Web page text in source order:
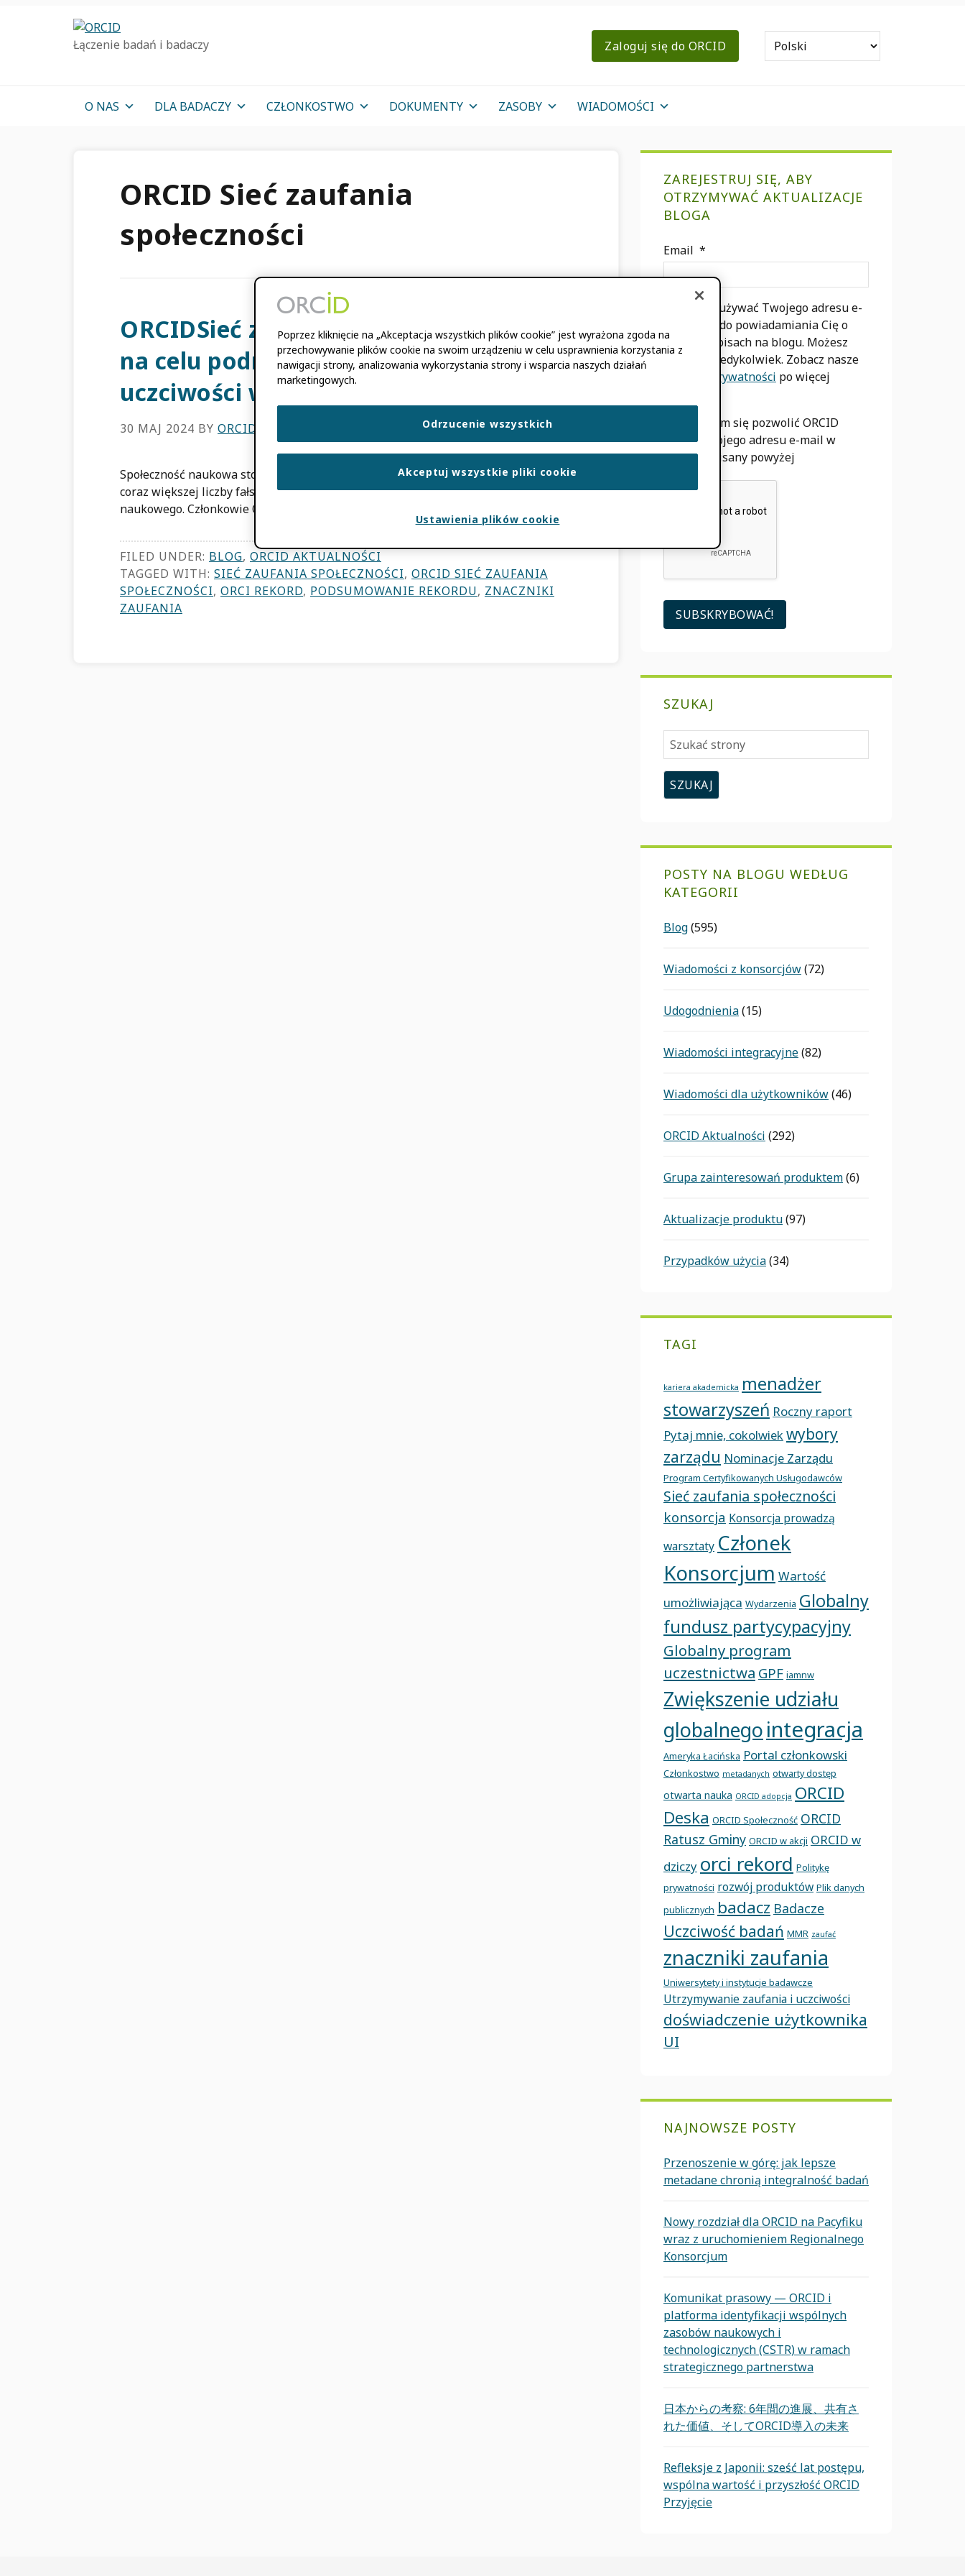
Łączenie badań i badaczy Zaloguj się do ORCID
O NAS DLA BADACZY CZŁONKOSTWO DOKUMENTY ZASOBY WIADOMOŚCI
ORCID Sieć zaufania
społeczności
ORCIDSieć zaufania społeczności ma
na celu podniesienie zaufania i
uczciwości w dorobku naukowym
30 MAJ 2024 BY ORCID
Społeczność naukowa stoi w obliczu grożącego kryzysu w miarę pojawiania się
coraz większej liczby fałszywych badań, co zagraża integralności dorobku
naukowego. Członkowie ORCID Zespół seniorów […]
FILED UNDER: BLOG, ORCID AKTUALNOŚCI
TAGGED WITH: SIEĆ ZAUFANIA SPOŁECZNOŚCI, ORCID SIEĆ ZAUFANIA
SPOŁECZNOŚCI, ORCI REKORD, PODSUMOWANIE REKORDU, ZNACZNIKI
ZAUFANIA
Sidebar
ZAREJESTRUJ SIĘ, ABY
OTRZYMYWAĆ AKTUALIZACJE
BLOGA
Email *
Będziemy używać Twojego adresu e-
mail tylko do powiadamiania Cię o
nowych wpisach na blogu. Możesz
kiedykolwiek. Zobacz nasze
Polityka Prywatności po więcej
Zgadzam się pozwolić ORCID
używać mojego adresu e-mail w
sposób opisany powyżej
SZUKAJ
Szukać
strony
POSTY NA BLOGU WEDŁUG
KATEGORII
Blog(595)
Wiadomości z konsorcjów(72)
Udogodnienia(15)
Wiadomości integracyjne(82)
Wiadomości dla użytkowników(46)
ORCID Aktualności (292)
Grupa zainteresowań produktem(6)
Aktualizacje produktu(97)
Przypadków użycia(34)
TAGI
kariera akademicka menadżer
stowarzyszeń Roczny raport
Pytaj mnie, cokolwiekwybory
zarządu Nominacje Zarządu
Program Certyfikowanych Usługodawców
Sieć zaufania społeczności
konsorcja Konsorcja prowadzą
warsztaty Członek
Konsorcjum Wartość
umożliwiająca Wydarzenia Globalny
fundusz partycypacyjny
Globalny program
uczestnictwa GPF iamnw
Zwiększenie udziału
globalnegointegracja
Ameryka Łacińska Portal członkowski
Członkostwo metadanych otwarty dostęp
otwarta nauka ORCID adopcja ORCID
Deska ORCID Społeczność ORCID
Ratusz Gminy ORCID w akcji ORCID w
dziczy orci rekord Politykę
prywatności rozwój produktów Plik danych
publicznych badacz Badacze
Uczciwość badań MMR zaufać
znaczniki zaufania
Uniwersytety i instytucje badawcze
Utrzymywanie zaufania i uczciwości
doświadczenie użytkownika
UI
NAJNOWSZE POSTY
Przenoszenie w górę: jak lepsze
metadane chronią integralność badań
Nowy rozdział dla ORCID na Pacyfiku
wraz z uruchomieniem Regionalnego
Konsorcjum
Komunikat prasowy — ORCID i
platforma identyfikacji wspólnych
zasobów naukowych i
technologicznych (CSTR) w ramach
strategicznego partnerstwa
日本からの考察: 6年間の進展、共有さ
れた価値、そしてORCID導入の未来
Refleksje z Japonii: sześć lat postępu,
wspólna wartość i przyszłość ORCID
Przyjęcie
Poprzez kliknięcie na „Akceptacja wszystkich plików cookie” jest wyrażona zgoda na
przechowywanie plików cookie na swoim urządzeniu w celu usprawnienia korzystania z
nawigacji strony, analizowania wykorzystania strony i wsparcia naszych działań
marketingowych.
Odrzucenie wszystkich
Akceptuj wszystkie pliki cookie
Ustawienia plików cookie